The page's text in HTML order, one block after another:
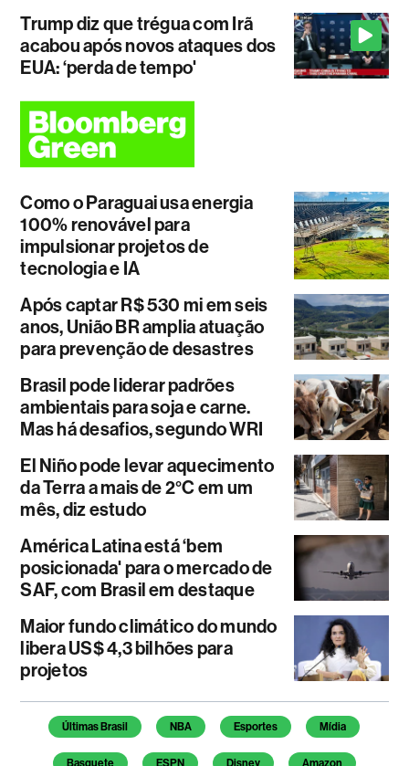
Trump diz que trégua com Irã
acabou após novos ataques dos
EUA: ‘perda de tempo'
Como o Paraguai usa energia
100% renovável para
impulsionar projetos de
tecnologia e IA
Após captar R$ 530 mi em seis
anos, União BR amplia atuação
para prevenção de desastres
Brasil pode liderar padrões
ambientais para soja e carne.
Mas há desafios, segundo WRI
El Niño pode levar aquecimento
da Terra a mais de 2°C em um
mês, diz estudo
América Latina está ‘bem
posicionada' para o mercado de
SAF, com Brasil em destaque
Maior fundo climático do mundo
libera US$ 4,3 bilhões para
projetos
Temas deste artigo
Últimas Brasil NBA Esportes Mídia
Basquete ESPN Disney Amazon